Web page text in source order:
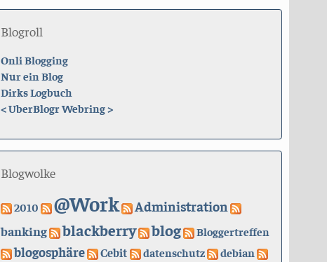
Blogroll
Onli Blogging
Nur ein Blog
Dirks Logbuch
<UberBlogr Webring>
Blogwolke
2010 @Work Administration
banking blackberry blog Bloggertreffen
blogosphäre Cebit datenschutz
debian